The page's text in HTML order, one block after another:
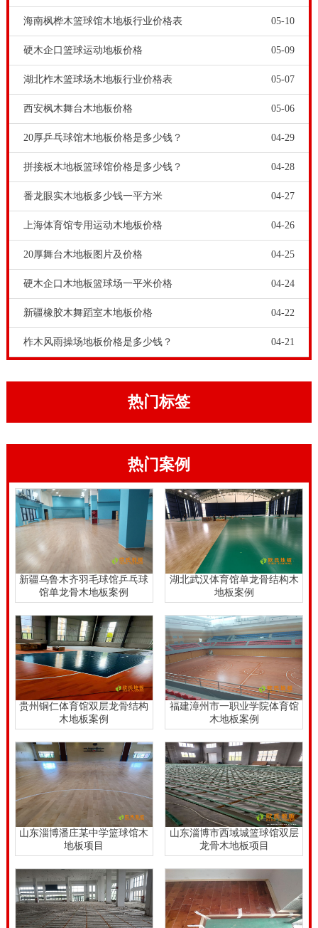
一家在运动木地板市场有影响力的运动木地板企业，一
定有代表性的体育木地板和舞台木地板产品，并且有大
量的体育场馆和剧院舞台铺装工程案例。运动木地板企
业的企业形象，以及品牌市场影响力都很大。大家可以
去商家以往的铺装工程去实地考察，毕竟眼见为实嘛。
体育馆木地板厂家-广东枫木健身房木地板行业价格表，
枫木B级原材料的特征是有轻度偏色，沒有痕节。对比
枫木A级板才，B级枫木原材料能够制造的枫木拼装地
板，能够铺设翎毛馆，练习型体育活动场地，及其运动
健身型体育活动场地。枫木B级木地板的选购价格对比
枫木A级木地板要低，可是他们的其技术专业特性是一
样的，都到达了**性产品质量标准。
体育木地板大厂家，和运动木地板小作坊是天地之别。
体育运动木地板大厂在选材上十分注意，每一道生产工
**，使用品牌体育运动木地板后，对比再使用运动木地
板小作坊的其他地板就会感觉到不舒服，这就是体育运
动木地板大厂与运动木地板小作坊产品的差别。拼装地
板有很多类目，例如地板胶，PVC材料，强化木地板和
实木复合地板。可是铺设大量的或是实木板拼装地板。
实木板拼装地板能够归类体育竞赛木地板、篮球赛木地
板，演出舞台木地板、乒乓球赛木地板、网球木地板、
房间内体育场馆木地板、枫木实木运动地板
、柞木实木
运动地板、健身会所木地板、**舞蹈木地板等，实木板
拼装地板能够铺设学校学生对体育竞赛、篮球赛、网
球、羽毛球、网球、乒乓球赛、壁球、演出舞台、**舞
蹈、运动健身等比赛新项目训炼和。广东枫木健身房木
地板行业价格表。
广东枫木健身房木地板行业价格表，健身运动木地板技
术工程师强调，再好的体育文化木地板，长期性应用，
免不了不容易发生难题。当难题发生时，体育场馆工作
员要依据具体情况，立即联络健身运动木地板生产厂
家，该翻修的翻修，该修理的检修，该替换的拆换。
海南枫桦木篮球馆木地板行业价格表 05-10
硬木企口篮球运动地板价格 05-09
湖北柞木篮球场木地板行业价格表 05-07
西安枫木舞台木地板价格 05-06
20厚乒乓球馆木地板价格是多少钱？ 04-29
拼接板木地板篮球馆价格是多少钱？ 04-28
番龙眼实木地板多少钱一平方米 04-27
上海体育馆专用运动木地板价格 04-26
20厚舞台木地板图片及价格 04-25
硬木企口木地板篮球场一平米价格 04-24
新疆橡胶木舞蹈室木地板价格 04-22
柞木风雨操场地板价格是多少钱？ 04-21
热门标签
热门案例
新疆乌鲁木齐羽毛球馆乒乓球
馆单龙骨木地板案例
湖北武汉体育馆单龙骨结构木
地板案例
贵州铜仁体育馆双层龙骨结构
木地板案例
福建漳州市一职业学院体育馆
木地板案例
山东淄博潘庄某中学篮球馆木
地板项目
山东淄博市西域城篮球馆双层
龙骨木地板项目